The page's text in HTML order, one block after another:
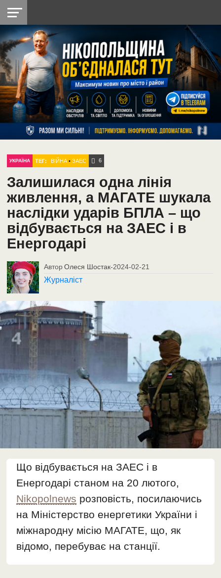
НІКОПОЛЬ
РАЙОН
СІЧЕСЛАВСЬКА
УКРАЇНА
РЕТРО
НІКОПОЛЬ
ЛАЙТ
УКРАЇНА
ДОПОМОГА
РАДІО
УКРАЇНА ТЕГ: ВІЙНА •ЗАЕС 6
Залишилася одна лінія
живлення, а МАГАТЕ шукала
наслідки ударів БПЛА – що
відбувається на ЗАЕС і в
Енергодарі
Автор Олеся Шостак-2024-02-21
Журналіст
Що відбувається на ЗАЕС і в
Енергодарі станом на 20 лютого,
Nikopolnews розповість, посилаючись
на Міністерство енергетики України і
міжнародну місію МАГАТЕ, що, як
відомо, перебуває на станції.